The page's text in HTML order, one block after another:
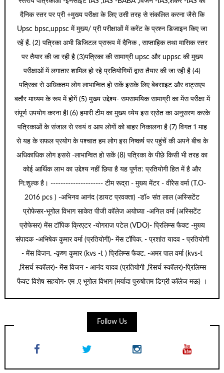
दैनिक स्तर पर प्री +मुख्य परीक्षा के लिए उसी तरह से संकलित करना जैसे कि
Upsc bpsc,uppsc में मुख्य/ प्री परीक्षाओं में करेंट के प्रश्न डिजाइन किए जा
रहें हैं. (2) पत्रिका अभी डिजिटल प्रारूप में दैनिक , साप्ताहिक तथा मासिक स्तर
पर तैयार की जा रही है (3)पत्रिका की सामाग्री upsc और uppsc की मुख्य
परीक्षाओं में लगातार शामिल हो रहे प्रतियोगियों द्वारा तैयार की जा रही है (4)
पत्रिका से अधिकतम लोग लाभान्वित हो सकें इसके लिए बेबसाइट और वाट्सएप
बतौर माध्यम के रूप में होगें (5) मुख्य उद्देश्य- समसामयिक सामाग्री का मेंस परीक्षा में
संपूर्ण उपयोग करना हैl (6) हमारी टीम का मुख्य ध्येय इस स्रोत का अनुसरण करके
पत्रिकाओं के संजाल से स्वयं व आप लोगों को बाहर निकालना है (7) विगत 1 माह
से यह के सफल प्रयोग के पश्चात हम लोग इस निष्कर्ष पर पहुंचें की अपने बीच के
अधिकाधिक लोग इससे -लाभान्वित हो सकें (8) पत्रिका के पीछे किसी भी तरह का
कोई आर्थिक लाभ का उद्देश्य नहीं छिपा है यह पूर्णत: प्रतियोगी हित में है और
नि:शुल्क है। --------------------- टीम रूद्रा - मुख्य मेंटर - वीरेेस वर्मा (T.O-
2016 pcs ) -अभिनव आनंद (डायट प्रवक्ता) -डॉ० संत लाल (अस्सिटेंट
प्रोफेसर-भूगोल विभाग साकेत पीजी कॉलेज अयोघ्या -अनिल वर्मा (अस्सिटेंट
प्रोफेसर) मेंस टॉपिक क्रिएटर -योगराज पटेल (VDO)- प्रिलिम्स फैक्ट -मुख्य
संपादक -अभिषेक कुमार वर्मा (प्रतियोगी)- मेंस टॉपिक. - प्रशांत यादव - प्रतियोगी
- मेंस विजन. -कृष्ण कुमार (kvs -t ) प्रिलिम्स फैक्ट. -अमर पाल वर्मा (kvs-t
,रिसर्च स्कॉलर)- मेंस विजन - आनंद यादव (प्रतियोगी ,रिसर्च स्कॉलर)-प्रिलिम्स
फैक्ट विशेष सहयोग- एम .ए भूगोल विभाग (मर्यादा पुरुषोत्तम डिग्री कॉलेज मऊ) ।
Follow Us